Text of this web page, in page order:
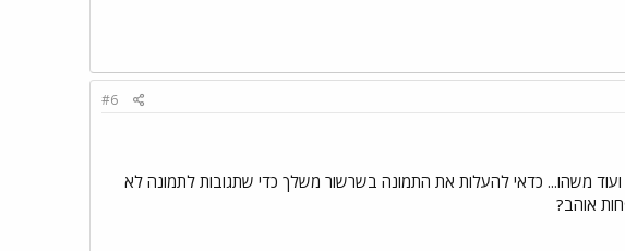
#6
משהו... כדאי להעלות את התמונה בשרשור משלך כדי שתגובות לתמונה לא
אוהב?